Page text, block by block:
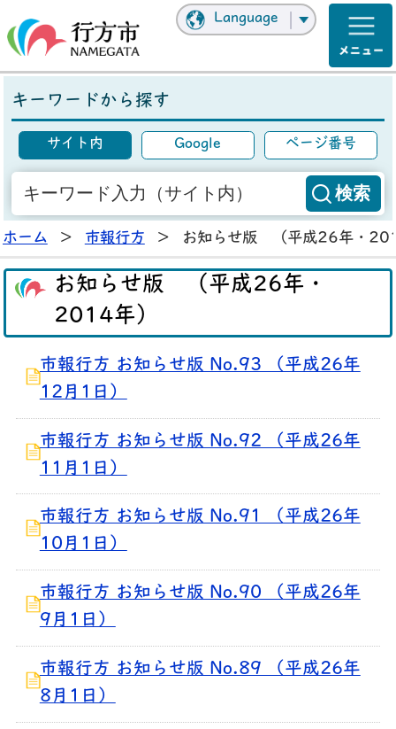
Language
キーワードから探す
サイト内 Google ページ番号
ホーム > 市報行方 > お知らせ版 （平成26年・
お知らせ版 （平成26年・
2014年）
市報行方 お知らせ版 No.93 （平成26年
12月1日）
市報行方 お知らせ版 No.92 （平成26年
11月1日）
市報行方 お知らせ版 No.91 （平成26年
10月1日）
市報行方 お知らせ版 No.90 （平成26年
9月1日）
市報行方 お知らせ版 No.89 （平成26年
8月1日）